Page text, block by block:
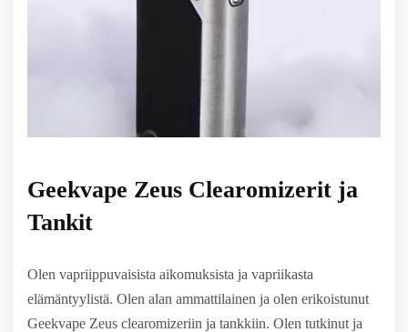
Geekvape Zeus Clearomizerit ja
Tankit
Olen vapriippuvaisista aikomuksista ja vapriikasta
elämäntyylistä. Olen alan ammattilainen ja olen erikoistunut
Geekvape Zeus clearomizeriin ja tankkiin. Olen tutkinut ja